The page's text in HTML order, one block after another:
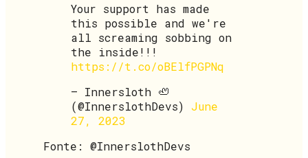
Your support has made
this possible and we're
all screaming sobbing on
the inside!!!
https://t.co/oBElfPGPNq
— Innersloth 🦥
(@InnerslothDevs) June
27, 2023
Fonte: @InnerslothDevs